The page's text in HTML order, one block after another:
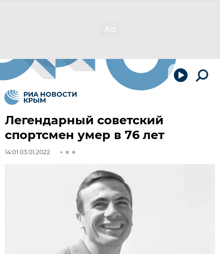
Легендарный советский
спортсмен умер в 76 лет
14:01 03.01.2022